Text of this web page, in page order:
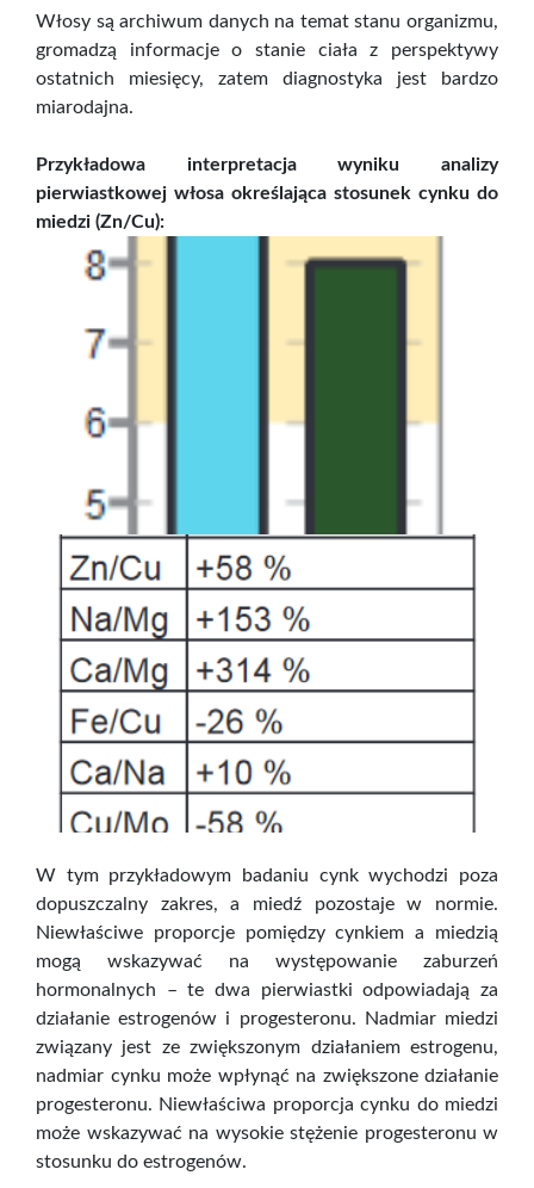
Włosy są archiwum danych na temat stanu organizmu,
gromadzą informacje o stanie ciała z perspektywy
ostatnich miesięcy, zatem diagnostyka jest bardzo
miarodajna.
Przykładowa interpretacja wyniku analizy
pierwiastkowej włosa określająca stosunek cynku do
miedzi (Zn/Cu):
W tym przykładowym badaniu cynk wychodzi poza
dopuszczalny zakres, a miedź pozostaje w normie.
Niewłaściwe proporcje pomiędzy cynkiem a miedzią
mogą wskazywać na występowanie zaburzeń
hormonalnych – te dwa pierwiastki odpowiadają za
działanie estrogenów i progesteronu. Nadmiar miedzi
związany jest ze zwiększonym działaniem estrogenu,
nadmiar cynku może wpłynąć na zwiększone działanie
progesteronu. Niewłaściwa proporcja cynku do miedzi
może wskazywać na wysokie stężenie progesteronu w
stosunku do estrogenów.